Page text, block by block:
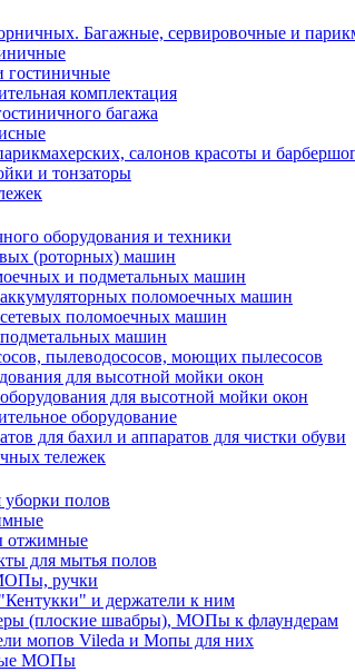
Багажные, сервировочные и
гостиничные
комплектация
багажа
салонов красоты и
и тонзаторы
оборудования и техники
(роторных) машин
и подметальных машин
поломоечных машин
поломоечных машин
машин
пылеводососов, моющих пылесосов
для высотной мойки окон
для высотной мойки окон
оборудование
для бахил и аппаратов для чистки обуви
тележек
уборки полов
отжимные
для мытья полов
ручки
и держатели к ним
(плоские швабры), МОПы к флаундерам
мопов Vileda и Мопы для них
МОПы